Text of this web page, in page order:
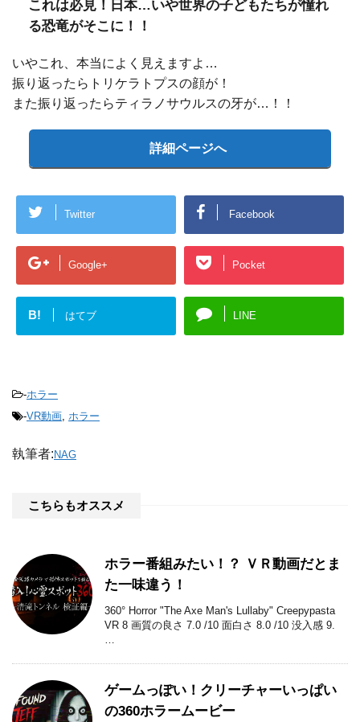
これは必見！日本…いや世界の子どもたちが憧れ
る恐竜がそこに！！
いやこれ、本当によく見えますよ…
振り返ったらトリケラトプスの顔が！
また振り返ったらティラノサウルスの牙が…！！
詳細ページへ
Twitter Facebook
Google+ Pocket
B! はてブ LINE
-ホラー
-VR動画 ホラー
執筆者:NAG
こちらもオススメ
ホラー番組みたい！？ ＶＲ動画だとま
た一味違う！
360° Horror "The Axe Man's Lullaby" Creepypasta
VR 8 画質の良さ 7.0 /10 面白さ 8.0 /10 没入感 9.
ゲームっぽい！クリーチャーいっぱい
の360ホラームービー